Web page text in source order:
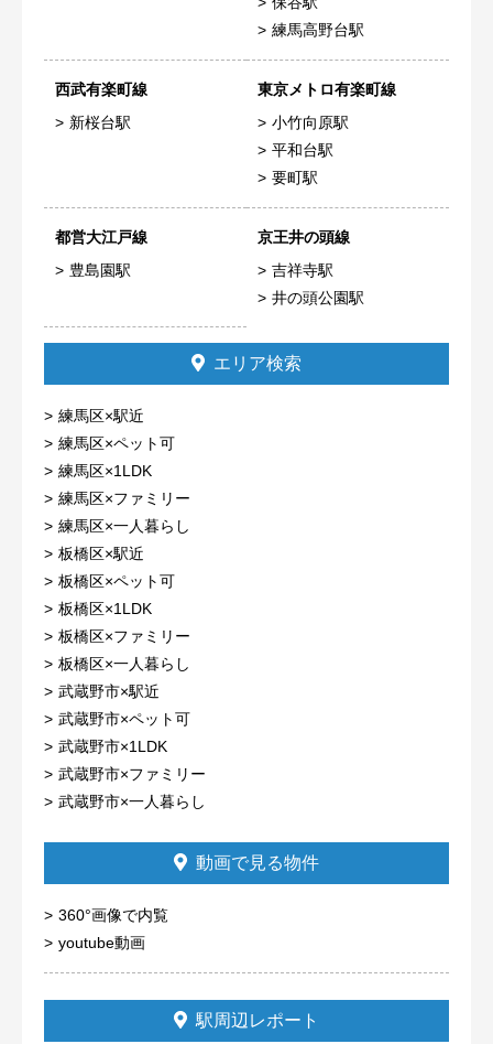
練馬高野台駅
西武有楽町線
新桜台駅
東京メトロ有楽町線
小竹向原駅
平和台駅
要町駅
都営大江戸線
豊島園駅
京王井の頭線
吉祥寺駅
井の頭公園駅
エリア検索
練馬区×駅近
練馬区×ペット可
練馬区×1LDK
練馬区×ファミリー
練馬区×一人暮らし
板橋区×駅近
板橋区×ペット可
板橋区×1LDK
板橋区×ファミリー
板橋区×一人暮らし
武蔵野市×駅近
武蔵野市×ペット可
武蔵野市×1LDK
武蔵野市×ファミリー
武蔵野市×一人暮らし
動画で見る物件
360°画像で内覧
youtube動画
駅周辺レポート